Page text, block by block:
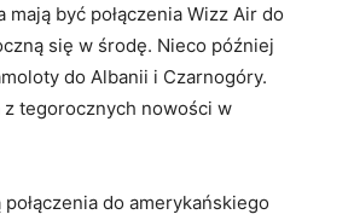
być połączenia Wizz Air do
się w środę. Nieco później
do Albanii i Czarnogóry.
tegorocznych nowości w
do amerykańskiego